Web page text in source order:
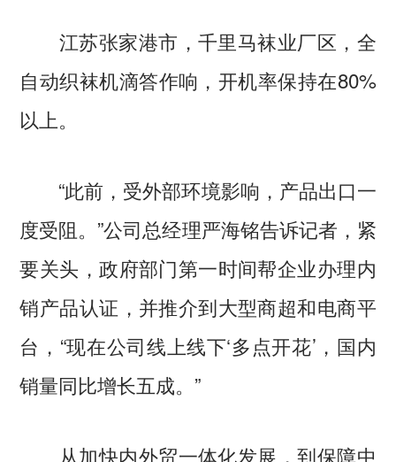
江苏张家港市，千里马袜业厂区，全
自动织袜机滴答作响，开机率保持在80%
以上。
“此前，受外部环境影响，产品出口一
度受阻。”公司总经理严海铭告诉记者，紧
要关头，政府部门第一时间帮企业办理内
销产品认证，并推介到大型商超和电商平
台，“现在公司线上线下‘多点开花’，国内
销量同比增长五成。”
从加快内外贸一体化发展，到保障中